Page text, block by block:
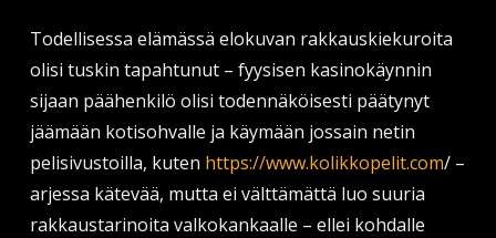
Todellisessa elämässä elokuvan rakkauskiekuroita
olisi tuskin tapahtunut – fyysisen kasinokäynnin
sijaan päähenkilö olisi todennäköisesti päätynyt
jäämään kotisohvalle ja käymään jossain netin
pelisivustoilla, kuten https://www.kolikkopelit.com/ –
arjessa kätevää, mutta ei välttämättä luo suuria
rakkaustarinoita valkokankaalle – ellei kohdalle